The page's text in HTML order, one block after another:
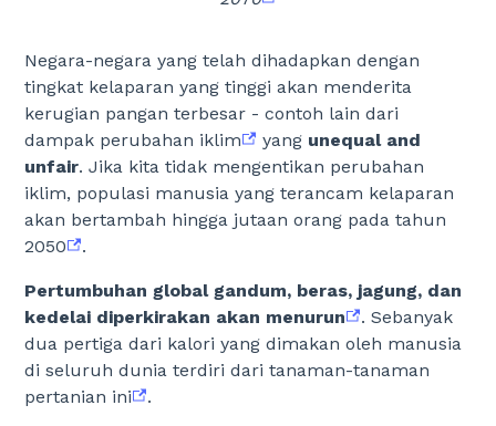
Negara-negara yang telah dihadapkan dengan
tingkat kelaparan yang tinggi akan menderita
kerugian pangan terbesar - contoh lain dari
dampak perubahan iklim
yang unequal and
unfair. Jika kita tidak mengentikan perubahan
iklim, populasi manusia yang terancam kelaparan
akan bertambah hingga jutaan orang pada tahun
2050
.
Pertumbuhan global gandum, beras, jagung, dan
kedelai diperkirakan akan menurun
. Sebanyak
dua pertiga dari kalori yang dimakan oleh manusia
di seluruh dunia terdiri dari tanaman-tanaman
pertanian ini
.